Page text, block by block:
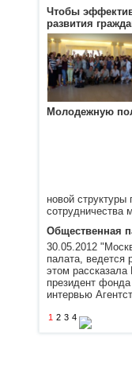
Чтобы
развития
Молодежную
новой
сотрудничества
Общественная
30.05.2012
палата, ведется
этом
президент
интервью
1 2 3 4